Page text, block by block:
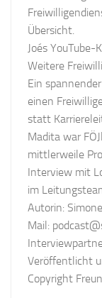
Übersicht.
Joés
Weitere
Ein
einen
statt
Madita war
mittlerweile
Interview mit
im
Autorin:
Mail:
Veröffentlicht
Copyright